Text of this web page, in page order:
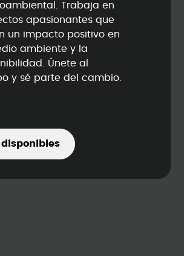
Trabaja en
apasionantes que
un impacto positivo en
ambiente y la
Únete al
y sé parte del cambio.